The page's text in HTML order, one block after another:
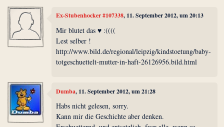
Ex-Stubenhocker #107338, 11. September 2012, um 20:13
Mir blutet das ♥ :((((
Lest selber !
http://www.bild.de/regional/leipzig/kindstoetung/baby-
totgeschuettelt-mutter-in-haft-26126956.bild.html
Dumba, 11. September 2012, um 21:28
Habs nicht gelesen, sorry.
Kann mir die Geschichte aber denken.